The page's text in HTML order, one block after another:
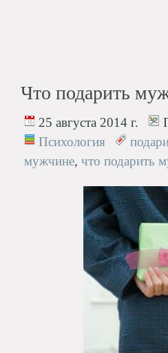
Что подарить
25 августа 2014 г.
Психология
мужчине, что подарить